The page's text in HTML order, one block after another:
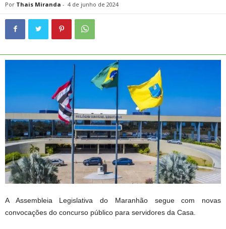
Por Thais Miranda - 4 de junho de 2024
A Assembleia Legislativa do Maranhão segue com novas
convocações do concurso público para servidores da Casa.